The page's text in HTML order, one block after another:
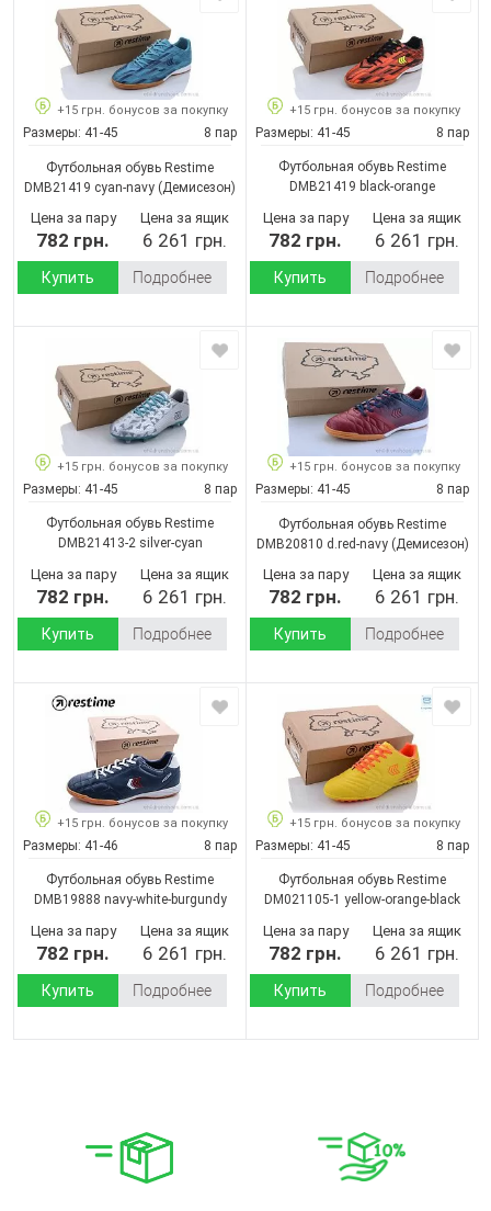
+15 грн. бонусов за покупку
Размеры: 41-45 8 пар
Футбольная обувь Restime
DMB21419 cyan-navy (Демисезон)
Цена за пару
782 грн.
Цена за ящик
6 261 грн.
Купить Подробнее
+15 грн. бонусов за покупку
Размеры: 41-45 8 пар
Футбольная обувь Restime
DMB21419 black-orange
Цена за пару
782 грн.
Цена за ящик
6 261 грн.
Купить Подробнее
+15 грн. бонусов за покупку
Размеры: 41-45 8 пар
Футбольная обувь Restime
DMB21413-2 silver-cyan
Цена за пару
782 грн.
Цена за ящик
6 261 грн.
Купить Подробнее
+15 грн. бонусов за покупку
Размеры: 41-45 8 пар
Футбольная обувь Restime
DMB20810 d.red-navy(Демисезон)
Цена за пару
782 грн.
Цена за ящик
6 261 грн.
Купить Подробнее
+15 грн. бонусов за покупку
Размеры: 41-46 8 пар
Футбольная обувь Restime
DMB19888 navy-white-burgundy
Цена за пару
782 грн.
Цена за ящик
6 261 грн.
Купить Подробнее
+15 грн. бонусов за покупку
Размеры: 41-45 8 пар
Футбольная обувь Restime
DM021105-1 yellow-orange-black
Цена за пару
782 грн.
Цена за ящик
6 261 грн.
Купить Подробнее